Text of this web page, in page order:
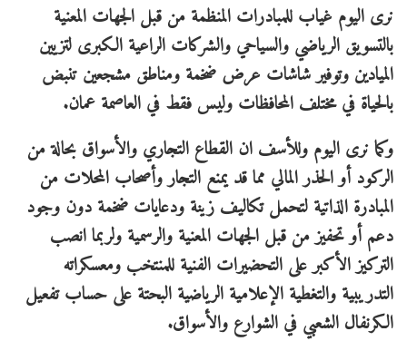
نرى اليوم غياب للمبادرات المنظمة من قبل الجهات المعنية
بالتسويق الرياضي والسياحي والشركات الراعية الكبرى لتزيين
الميادين وتوفير شاشات عرض ضخمة ومناطق مشجعين تنبض
بالحياة في مختلف المحافظات وليس فقط في العاصمة عمان.
وكما نرى اليوم وللأسف ان القطاع التجاري والأسواق بحالة من
الركود أو الحذر المالي مما قد يمنع التجار وأصحاب المحلات من
المبادرة الذاتية لتحمل تكاليف زينة ودعايات ضخمة دون وجود
دعم أو تحفيز من قبل الجهات المعنية والرسمية ولربما انصب
التركيز الأكبر على التحضيرات الفنية للمنتخب ومعسكراته
التدريبية والتغطية الإعلامية الرياضية البحتة على حساب تفعيل
الكرنفال الشعبي في الشوارع والأسواق.